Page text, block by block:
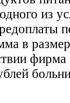
из
в
фирма